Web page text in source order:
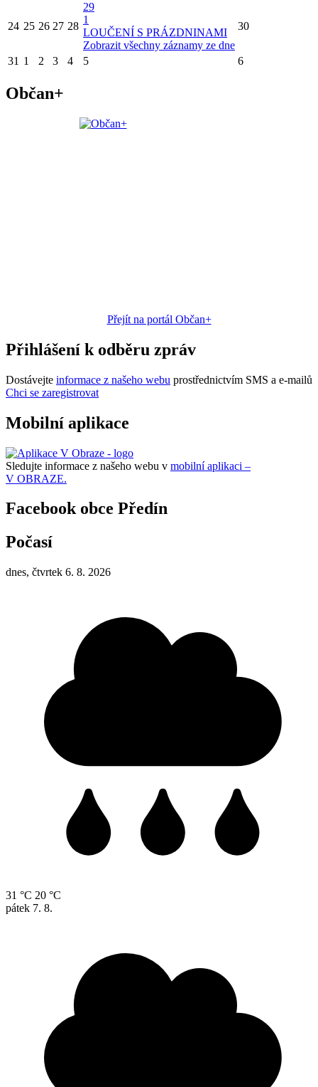
24 25 26 27 28
29
1
LOUČENÍ S PRÁZDNINAMI
Zobrazit všechny záznamy ze dne
30
31 1 2 3 4 5 6
Občan+
Přejít na portál Občan+
Přihlášení k odběru zpráv
Dostávejte informace z našeho webu prostřednictvím SMS a e-mailů
Chci se zaregistrovat
Mobilní aplikace
Sledujte informace z našeho webu v mobilní aplikaci –
V OBRAZE.
Facebook obce Předín
Počasí
dnes, čtvrtek 6. 8. 2026
31 °C 20 °C
pátek 7. 8.